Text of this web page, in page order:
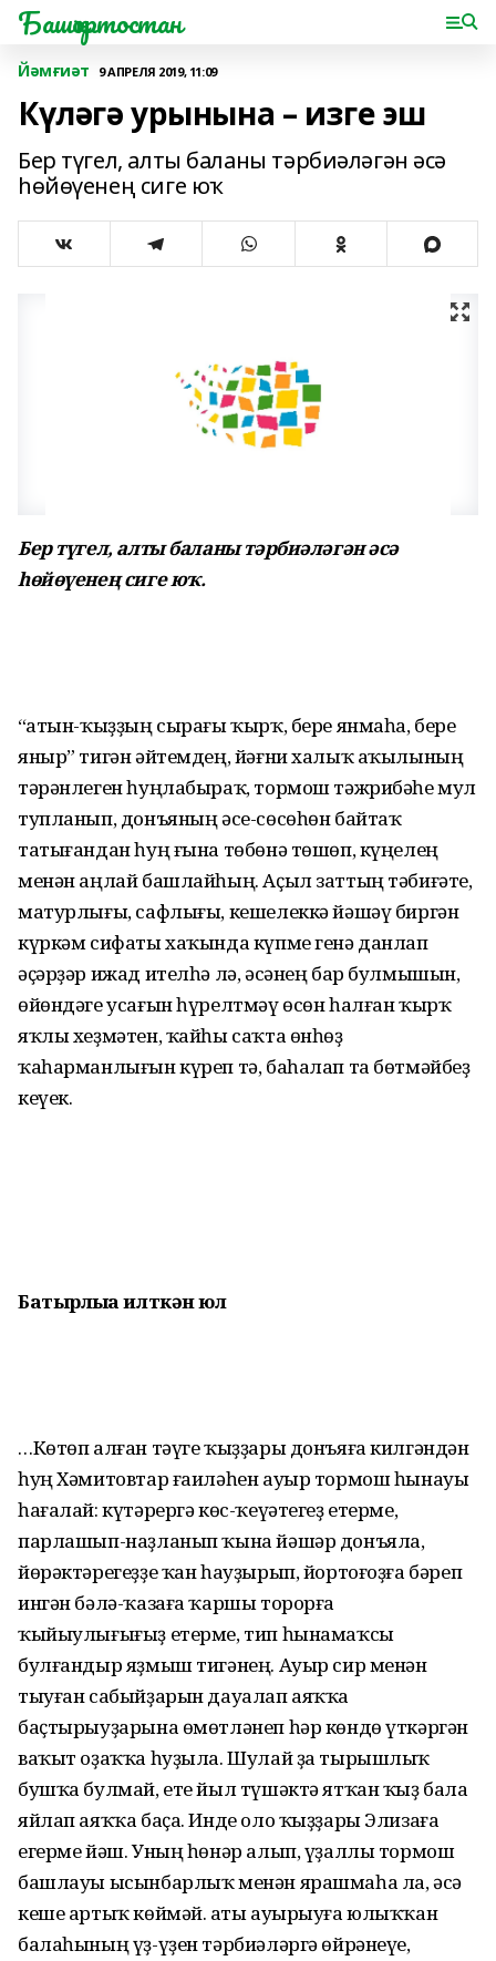
Башҡортостан
Йәмғиәт 9 АПРЕЛЯ 2019, 11:09
Күләгә урынына – изге эш
Бер түгел, алты баланы тәрбиәләгән әсә
һөйөүенең сиге юҡ
Бер түгел, алты баланы тәрбиәләгән әсә
һөйөүенең сиге юҡ.
“Ҡатын-ҡыҙҙың сырағы ҡырҡ, бере янмаһа, бере
яныр” тигән әйтемдең, йәғни халыҡ аҡылының
тәрәнлеген һуңлабыраҡ, тормош тәжрибәһе мул
тупланып, донъяның әсе-сөсөһөн байтаҡ
татығандан һуң ғына төбөнә төшөп, күңелең
менән аңлай башлайһың. Аҫыл заттың тәбиғәте,
матурлығы, сафлығы, кешелеккә йәшәү биргән
күркәм сифаты хаҡында күпме генә данлап
әҫәрҙәр ижад ителһә лә, әсәнең бар булмышын,
өйөндәге усағын һүрелтмәү өсөн һалған ҡырҡ
яҡлы хеҙмәтен, ҡайһы саҡта өнһөҙ
ҡаһарманлығын күреп тә, баһалап та бөтмәйбеҙ
кеүек.
Батырлыҡҡа илткән юл
…Көтөп алған тәүге ҡыҙҙары донъяға килгәндән
һуң Хәмитовтар ғаиләһен ауыр тормош һынауы
һағалай: күтәрергә көс-ҡеүәтегеҙ етерме,
парлашып-наҙланып ҡына йәшәр донъяла,
йөрәктәрегеҙҙе ҡан һауҙырып, йортоғоҙға бәреп
ингән бәлә-ҡазаға ҡаршы торорға
ҡыйыулығығыҙ етерме, тип һынамаҡсы
булғандыр яҙмыш тигәнең. Ауыр сир менән
тыуған сабыйҙарын дауалап аяҡҡа
баҫтырыуҙарына өмөтләнеп һәр көндө үткәргән
ваҡыт оҙаҡҡа һуҙыла. Шулай ҙа тырышлыҡ
бушҡа булмай, ете йыл түшәктә ятҡан ҡыҙ бала
яйлап аяҡҡа баҫа. Инде оло ҡыҙҙары Элизаға
егерме йәш. Уның һөнәр алып, үҙаллы тормош
башлауы ысынбарлыҡ менән ярашмаһа ла, әсә
кеше артыҡ көймәй. Ҡаты ауырыуға юлыҡҡан
балаһының үҙ-үҙен тәрбиәләргә өйрәнеүе,